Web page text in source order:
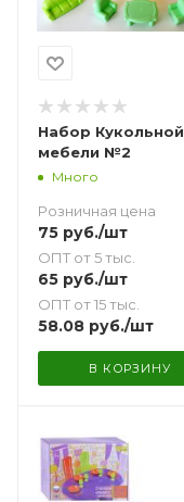
Набор Кукольной
мебели №2
Много
Розничная цена
75 руб./шт
ОПТ от 5 тыс.
65 руб./шт
ОПТ от 15 тыс.
58.08 руб./шт
В КОРЗИНУ